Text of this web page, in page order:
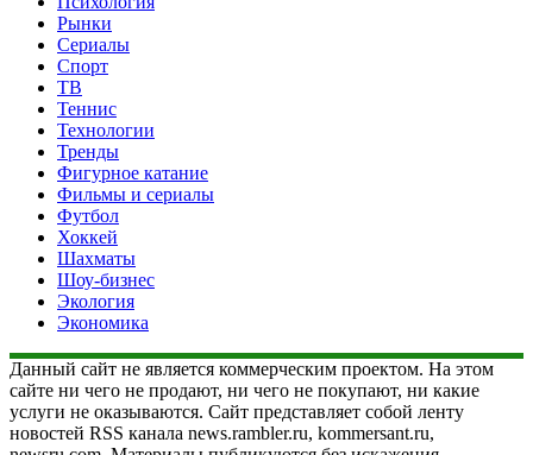
Рынки
Сериалы
Спорт
ТВ
Теннис
Технологии
Тренды
Фигурное катание
Фильмы и сериалы
Футбол
Хоккей
Шахматы
Шоу-бизнес
Экология
Экономика
Данный сайт не является коммерческим проектом. На этом
сайте ни чего не продают, ни чего не покупают, ни какие
услуги не оказываются. Сайт представляет собой ленту
новостей RSS канала news.rambler.ru, kommersant.ru,